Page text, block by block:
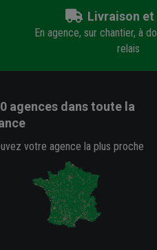
Livraison
En agence, sur chantier, à
relais
agencesdans toute la
votre agence la plus proche